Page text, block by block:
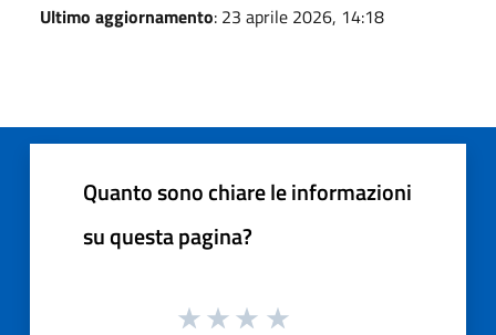
Ultimo aggiornamento: 23 aprile 2026, 14:18
Quanto sono chiare le informazioni
su questa pagina?